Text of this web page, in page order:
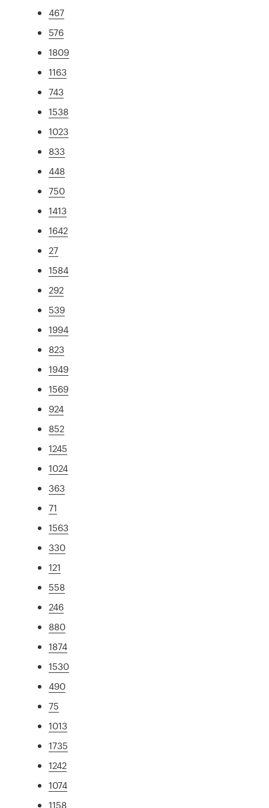
467
576
1809
1163
743
1538
1023
833
448
750
1413
1642
27
1584
292
539
1994
823
1949
1569
924
852
1245
1024
363
71
1563
330
121
558
246
880
1874
1530
490
75
1013
1735
1242
1074
1158